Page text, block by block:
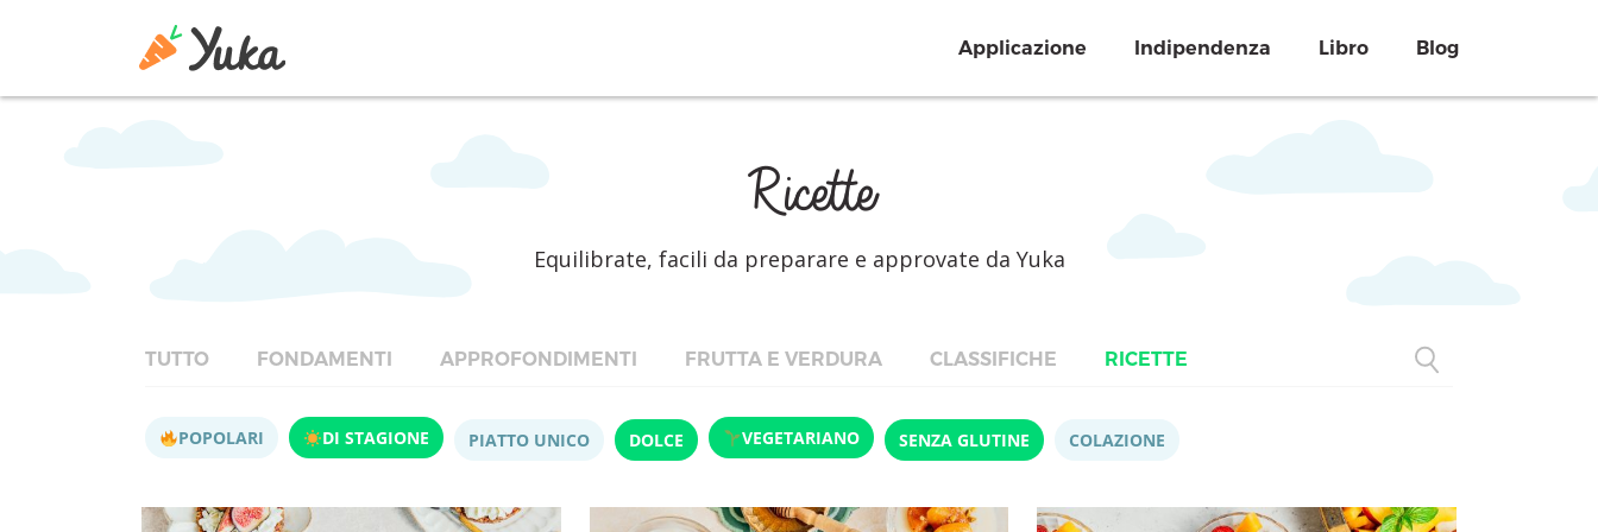
Applicazione Indipendenza Libro Blog
Ricette
Equilibrate, facili da preparare e approvate da Yuka
TUTTO FONDAMENTI APPROFONDIMENTI FRUTTA E VERDURA CLASSIFICHE RICETTE
POPOLARI DI STAGIONE PIATTO UNICO DOLCE VEGETARIANO SENZA GLUTINE COLAZIONE